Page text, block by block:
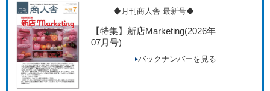
◆月刊商人舎 最新号◆
【特集】新店Marketing(2026年
07月号)
バックナンバーを見る